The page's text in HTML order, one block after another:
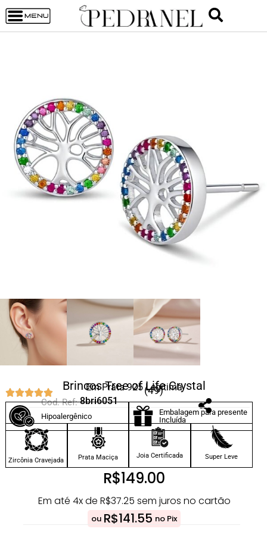
Brincos Tree of Life Crystal
Em Prata 925 Legítima
(49)
Cod. Ref: 8bri6051
Hipoalergênico
Embalagem para presente
Incluída
Zircônia Cravejada Prata Maciça Joia Certificada Super Leve
R$149.00
Em até 4x de R$37.25 sem juros no cartão
ou R$141.55 no Pix